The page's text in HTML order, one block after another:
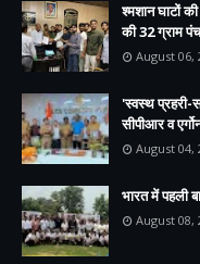
श्मशान घाटों
की 32 ग्राम
August 06,
'स्वस्थ प्रहरी-
सीपीआर व
August 04,
भारत में पहली
August 08,